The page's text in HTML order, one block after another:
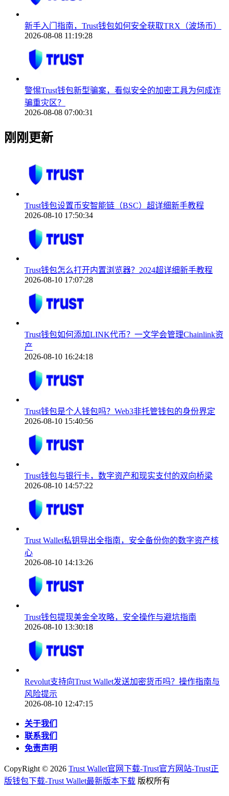
新手入门指南，Trust钱包如何安全获取TRX（波场币）
2026-08-08 11:19:28
警惕Trust钱包新型骗案，看似安全的加密工具为何成诈
骗重灾区？
2026-08-08 07:00:31
刚刚更新
Trust钱包设置币安智能链（BSC）超详细新手教程
2026-08-10 17:50:34
Trust钱包怎么打开内置浏览器？2024超详细新手教程
2026-08-10 17:07:28
Trust钱包如何添加LINK代币？一文学会管理Chainlink资
产
2026-08-10 16:24:18
Trust钱包是个人钱包吗？Web3非托管钱包的身份界定
2026-08-10 15:40:56
Trust钱包与银行卡，数字资产和现实支付的双向桥梁
2026-08-10 14:57:22
Trust Wallet私钥导出全指南，安全备份你的数字资产核
心
2026-08-10 14:13:26
Trust钱包提现美金全攻略，安全操作与避坑指南
2026-08-10 13:30:18
Revolut支持向Trust Wallet发送加密货币吗？操作指南与
风险提示
2026-08-10 12:47:15
关于我们
联系我们
免责声明
CopyRight © 2026 Trust Wallet官网下载-Trust官方网站-Trust正
版钱包下载-Trust Wallet最新版本下载 版权所有